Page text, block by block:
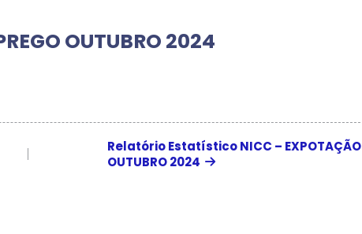
OUTUBRO 2024
Relatório Estatístico NICC – EXPOTAÇÃO
OUTUBRO 2024